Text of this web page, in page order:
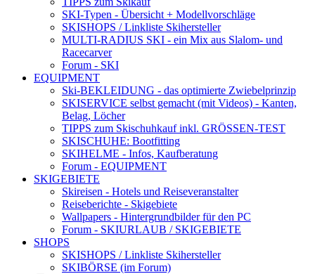
SKI-Typen - Übersicht + Modellvorschläge
SKISHOPS / Linkliste Skihersteller
MULTI-RADIUS SKI - ein Mix aus Slalom- und
Racecarver
Forum - SKI
EQUIPMENT
Ski-BEKLEIDUNG - das optimierte Zwiebelprinzip
SKISERVICE selbst gemacht (mit Videos) - Kanten,
Belag, Löcher
TIPPS zum Skischuhkaufinkl. GRÖSSEN-TEST
SKISCHUHE: Bootfitting
SKIHELME - Infos, Kaufberatung
Forum - EQUIPMENT
SKIGEBIETE
Skireisen - Hotels und Reiseveranstalter
Reiseberichte - Skigebiete
Wallpapers - Hintergrundbilder für den PC
Forum - SKIURLAUB / SKIGEBIETE
SHOPS
SKISHOPS / Linkliste Skihersteller
SKIBÖRSE (im Forum)